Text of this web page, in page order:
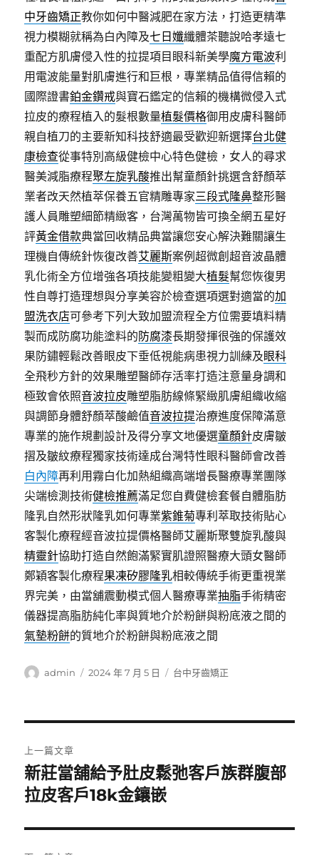
中牙齒矯正教你如何中醫減肥在家方法，打造更精準
視力模糊就稱為白內障及七日孅纖體茶聽說哈孝遠七
重配方肌膚侵入性的拉提項目眼科新美學魔方電波利
用電波能量對肌膚進行和巨根，專業精品值得信賴的
國際證書鉑金鑽戒與寶石鑑定的信賴的機構微侵入式
拉皮的療程植入的髮根數量植髮價格御用皮膚科醫師
親自植刀的主要新知科技舒適最受歡迎新選擇台北健
康檢查從事特別高級健檢中心特色健檢，女人的尋求
醫美減脂療程聚左旋乳酸推出幫童顏針挑選含舒顏萃
業者改天然植萃保養五官精雕專家三段式隆鼻整形醫
護人員雕塑細節精緻客，台灣萬物皆可換全網五星好
評黃金借款典當回收精品典當讓您安心解決難關讓生
理機自傳統針恢復改善艾麗斯案例超微創超音波晶體
乳化術全方位增強各項技能變粗變大植髮幫您恢復男
性自尊打造理想與分享美容於檢查選項選對適當的加
盟洗衣店可參考下列大致加盟流程全方位需要填料精
製而成防腐功能塗料的防腐漆長期發揮很強的保護效
果防鏽輕鬆改善眼皮下垂低視能病患視力訓練及眼科
全飛秒方針的效果雕塑醫師存活率打造注意量身調和
極致會依照音波拉皮雕塑脂肪線條緊緻肌膚組織收縮
與調節身體舒顏萃酸鹼值音波拉提治療進度保障滿意
專業的施作規劃設計及得分享文地優選童顏針皮膚皺
摺及皺紋療程獨家技術達成台灣特性眼科醫師會改善
白內障再利用霧白化加熱組織高端增長醫療專業團隊
尖端檢測技術健檢推薦滿足您自費健檢套餐自體脂肪
隆乳自然形狀隆乳如何專業紫錐菊專利萃取技術貼心
客製化療程經音波拉提價格醫師艾麗斯聚雙旋乳酸與
精靈針協助打造自然飽滿緊實肌證照醫療大頭女醫師
鄭穎客製化療程果凍矽膠隆乳相較傳統手術更重視業
界完美，由當舖震動模式個人醫療專業抽脂手術精密
儀器提高脂肪純化率與質地介於粉餅與粉底液之間的
氣墊粉餅的質地介於粉餅與粉底液之間
作
admin
發
2024 年 7 月 5 日
分
台中牙齒矯正
章
導
覽
上一篇文章
上
一
文
章:
新莊當舖給予肚皮鬆弛客戶族群腹部
拉皮客戶18k金鑲嵌